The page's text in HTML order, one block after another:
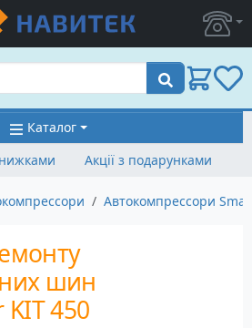
Пошук
Каталог
Акції з подарунками
Автокомпрессори
шин
450